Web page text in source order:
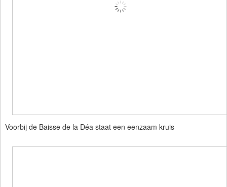
Voorbij de Baisse de la Déa staat een eenzaam kruis